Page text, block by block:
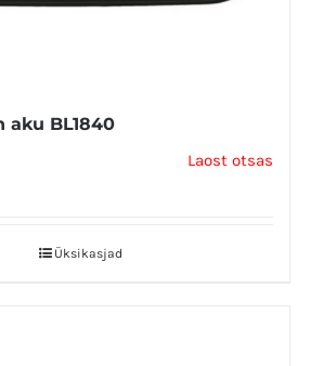
aku BL1840
Laost otsas
Üksikasjad